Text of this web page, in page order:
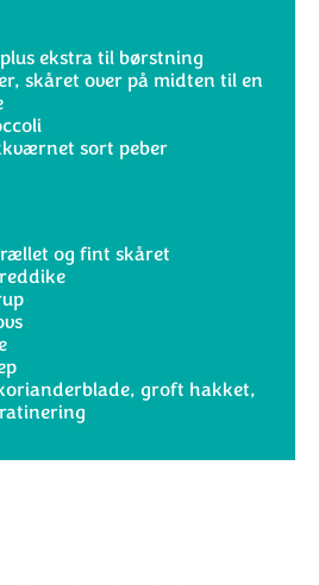
ekstra til børstning
skåret over på midten til en
sort peber
og fint skåret
groft hakket,